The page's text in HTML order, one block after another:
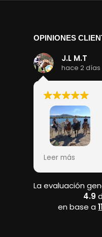
OPINIONES
J.L M.T
hace 2 días
Recorrido muy
recomendable
Respuesta
¡Hola!
Leer más
La evaluación
4.9
en base a